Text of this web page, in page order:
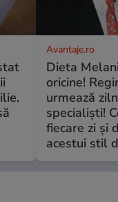
Avantaje.ro
Dieta
oricine!
urmează
specialiști!
fiecare zi și
acestui stil